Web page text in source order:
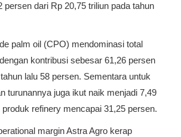
persen dari Rp 20,75 triliun pada tahun
palm oil (CPO) mendominasi total
kontribusi sebesar 61,26 persen
lalu 58 persen. Sementara untuk
turunannya juga ikut naik menjadi 7,49
refinery mencapai 31,25 persen.
margin Astra Agro kerap